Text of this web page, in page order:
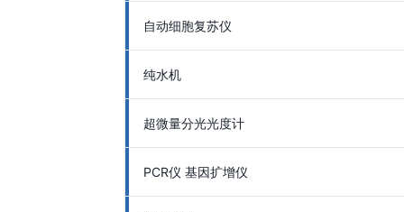
自动细胞复苏仪
纯水机
超微量分光光度计
PCR仪 基因扩增仪